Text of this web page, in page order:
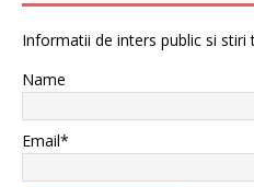
Informatii de inters public si stiri
Name
Email*